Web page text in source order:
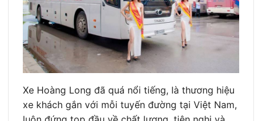
Xe Hoàng Long đã quá nổi tiếng, là thương hiệu
xe khách gắn với mỗi tuyến đường tại Việt Nam,